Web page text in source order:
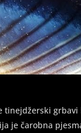
tinejdžerski
je čarobna